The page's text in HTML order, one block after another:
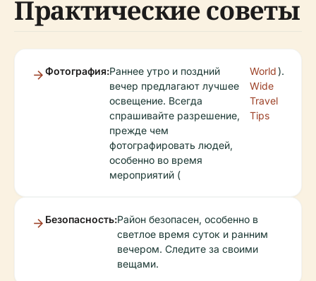
Практические советы
Фотография:Раннее утро и поздний
вечер предлагают лучшее
освещение. Всегда
спрашивайте разрешение,
прежде чем
фотографировать людей,
особенно во время
мероприятий (
World
Wide
Travel
Tips
).
Безопасность:Район безопасен, особенно в
светлое время суток и ранним
вечером. Следите за своими
вещами.